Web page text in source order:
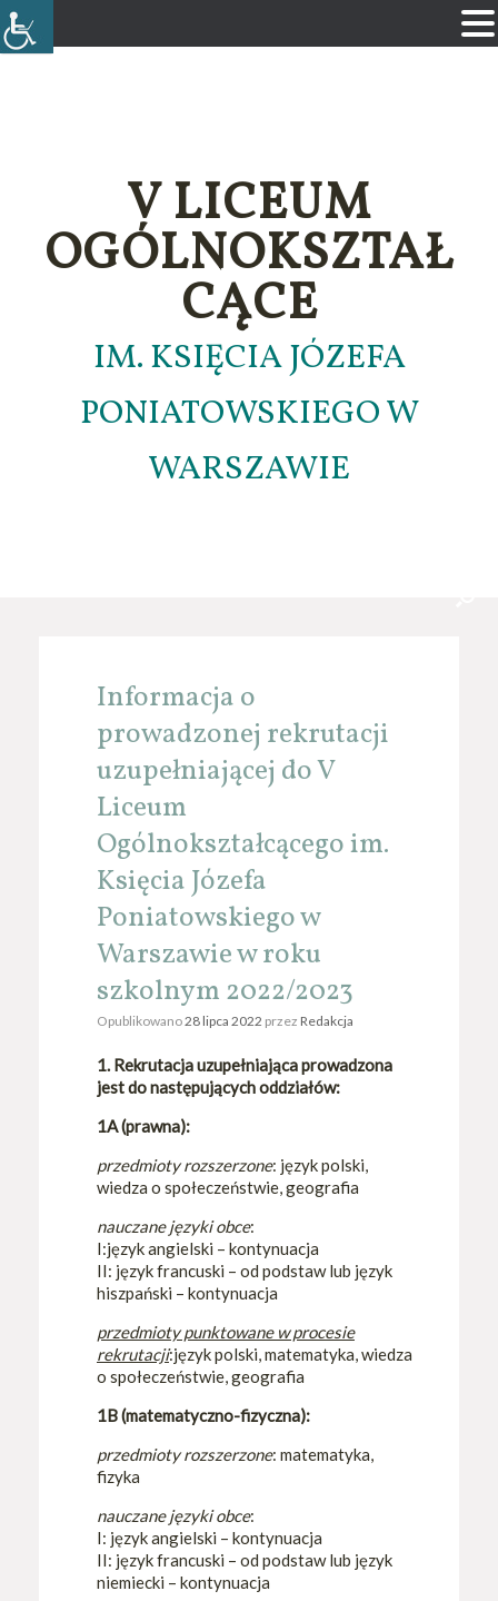
V LICEUM
OGÓLNOKSZTAŁ
CĄCE
IM. KSIĘCIA JÓZEFA
PONIATOWSKIEGO W
WARSZAWIE
Informacja o
prowadzonej rekrutacji
uzupełniającej do V
Liceum
Ogólnokształcącego im.
Księcia Józefa
Poniatowskiego w
Warszawie w roku
szkolnym 2022/2023
Opublikowano28 lipca 2022 przez Redakcja
1. Rekrutacja uzupełniająca prowadzona
jest do następujących oddziałów:
1A (prawna):
przedmioty rozszerzone: język polski,
wiedza o społeczeństwie, geografia
nauczane języki obce:
I:język angielski – kontynuacja
II: język francuski – od podstaw lub język
hiszpański – kontynuacja
przedmioty punktowane w procesie
rekrutacji:język polski, matematyka, wiedza
o społeczeństwie, geografia
1B (matematyczno-fizyczna):
przedmioty rozszerzone: matematyka,
fizyka
nauczane języki obce:
I: język angielski – kontynuacja
II: język francuski – od podstaw lub język
niemiecki – kontynuacja